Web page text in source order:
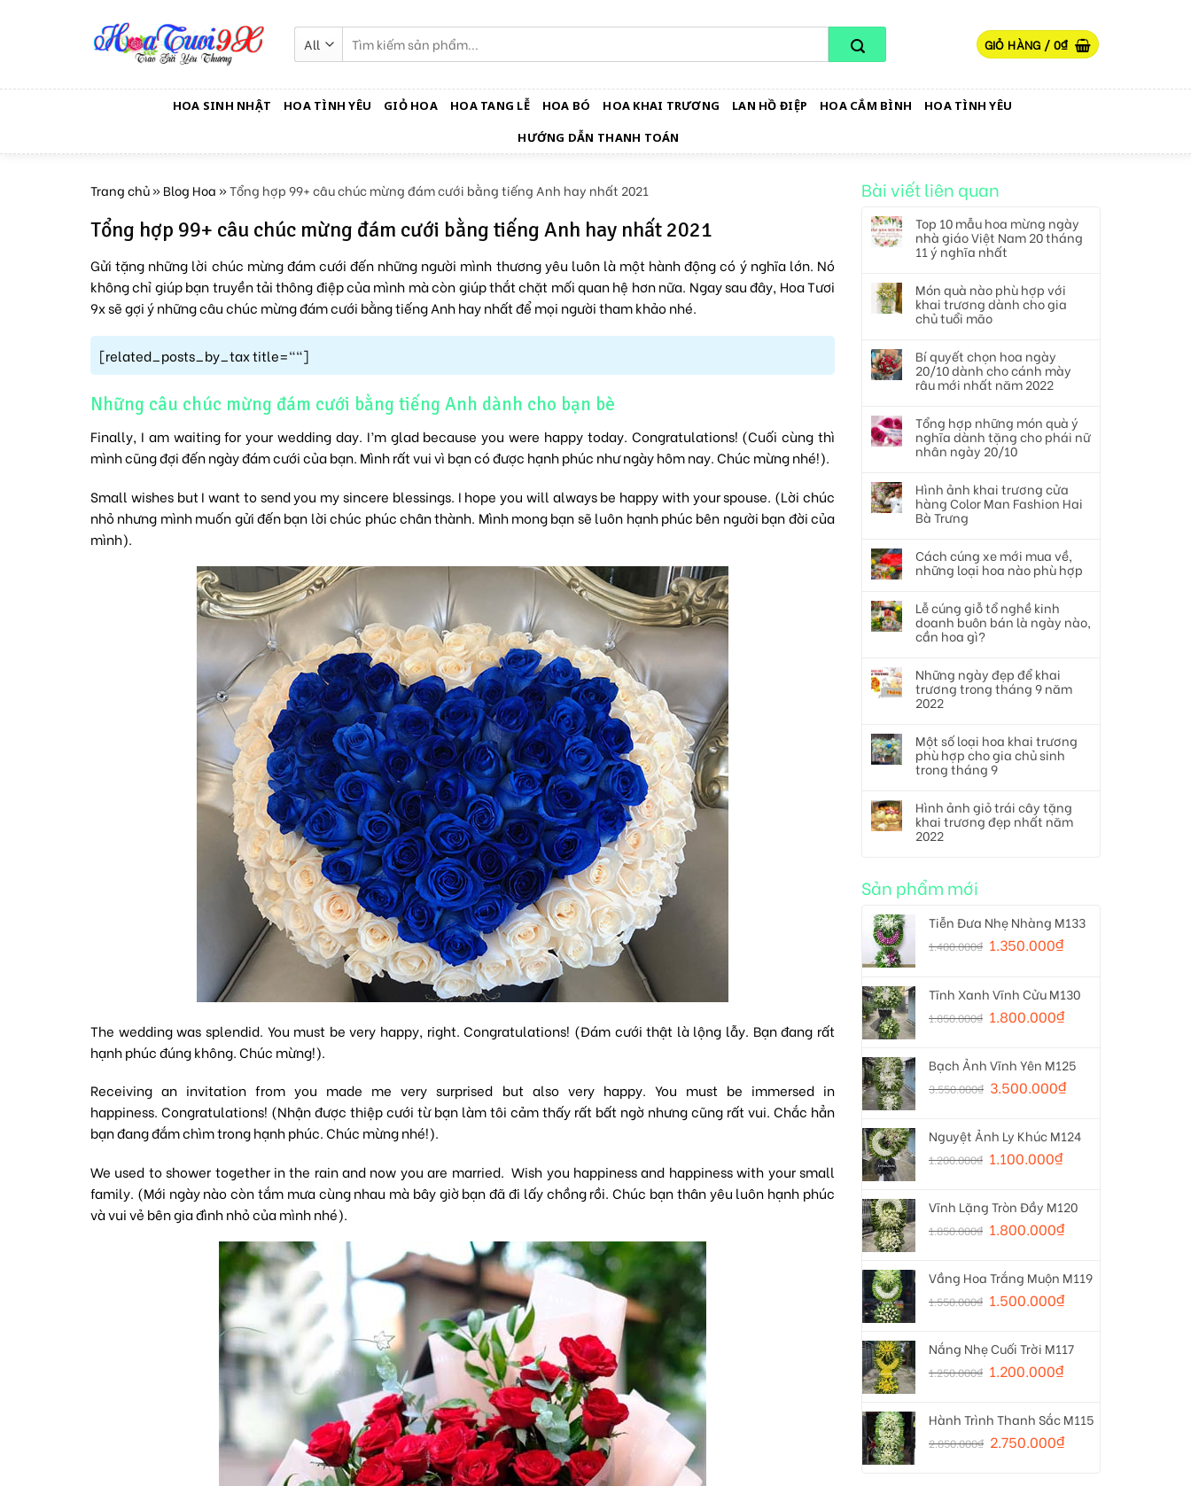
kiếm:
GIỎ HÀNG / 0₫
HOA SINH NHẬT HOA TÌNH YÊU GIỎ HOA HOA TANG LỄ HOA BÓ HOA KHAI TRƯƠNG LAN HỒ ĐIỆP HOA CẮM BÌNH
HOA TÌNH YÊU
HƯỚNG DẪN THANH TOÁN
Trang chủ»Blog Hoa»Tổng hợp 99+ câu chúc mừng đám cưới bằng tiếng Anh hay nhất 2021
Tổng hợp 99+ câu chúc mừng đám cưới bằng tiếng Anh hay nhất 2021
Gửi tặng những lời chúc mừng đám cưới đến những người mình thương yêu luôn là một hành động có ý nghĩa lớn. Nó
không chỉ giúp bạn truyền tải thông điệp của mình mà còn giúp thắt chặt mối quan hệ hơn nữa. Ngay sau đây, Hoa Tươi
9x sẽ gợi ý những câu chúc mừng đám cưới bằng tiếng Anh hay nhất để mọi người tham khảo nhé.
[related_posts_by_tax title=""]
Những câu chúc mừng đám cưới bằng tiếng Anh dành cho bạn bè
Finally, I am waiting for your wedding day. I’m glad because you were happy today. Congratulations! (Cuối cùng thì
mình cũng đợi đến ngày đám cưới của bạn. Mình rất vui vì bạn có được hạnh phúc như ngày hôm nay. Chúc mừng nhé!).
Small wishes but I want to send you my sincere blessings. I hope you will always be happy with your spouse. (Lời chúc
nhỏ nhưng mình muốn gửi đến bạn lời chúc phúc chân thành. Mình mong bạn sẽ luôn hạnh phúc bên người bạn đời của
mình).
The wedding was splendid. You must be very happy, right. Congratulations! (Đám cưới thật là lộng lẫy. Bạn đang rất
hạnh phúc đúng không. Chúc mừng!).
Receiving an invitation from you made me very surprised but also very happy. You must be immersed in
happiness. Congratulations! (Nhận được thiệp cưới từ bạn làm tôi cảm thấy rất bất ngờ nhưng cũng rất vui. Chắc hẳn
bạn đang đắm chìm trong hạnh phúc. Chúc mừng nhé!).
We used to shower together in the rain and now you are married. Wish you happiness and happiness with your small
family. (Mới ngày nào còn tắm mưa cùng nhau mà bây giờ bạn đã đi lấy chồng rồi. Chúc bạn thân yêu luôn hạnh phúc
và vui vẻ bên gia đình nhỏ của mình nhé).
Bài viết liên quan
Top 10 mẫu hoa mừng ngày
nhà giáo Việt Nam 20 tháng
11 ý nghĩa nhất
Món quà nào phù hợp với
khai trương dành cho gia
chủ tuổi mão
Bí quyết chọn hoa ngày
20/10 dành cho cánh mày
râu mới nhất năm 2022
Tổng hợp những món quà ý
nghĩa dành tặng cho phái nữ
nhân ngày 20/10
Hình ảnh khai trương cửa
hàng Color Man Fashion Hai
Bà Trưng
Cách cúng xe mới mua về,
những loại hoa nào phù hợp
Lễ cúng giỗ tổ nghề kinh
doanh buôn bán là ngày nào,
cần hoa gì?
Những ngày đẹp để khai
trương trong tháng 9 năm
2022
Một số loại hoa khai trương
phù hợp cho gia chủ sinh
trong tháng 9
Hình ảnh giỏ trái cây tặng
khai trương đẹp nhất năm
2022
Sản phẩm mới
Tiễn Đưa Nhẹ Nhàng M133
1.400.000₫ 1.350.000₫
Tĩnh Xanh Vĩnh Cửu M130
1.850.000₫ 1.800.000₫
Bạch Ảnh Vĩnh Yên M125
3.550.000₫ 3.500.000₫
Nguyệt Ảnh Ly Khúc M124
1.200.000₫ 1.100.000₫
Vĩnh Lặng Tròn Đầy M120
1.850.000₫ 1.800.000₫
Vầng Hoa Trắng Muộn M119
1.550.000₫ 1.500.000₫
Nắng Nhẹ Cuối Trời M117
1.250.000₫ 1.200.000₫
Hành Trình Thanh Sắc M115
2.850.000₫ 2.750.000₫